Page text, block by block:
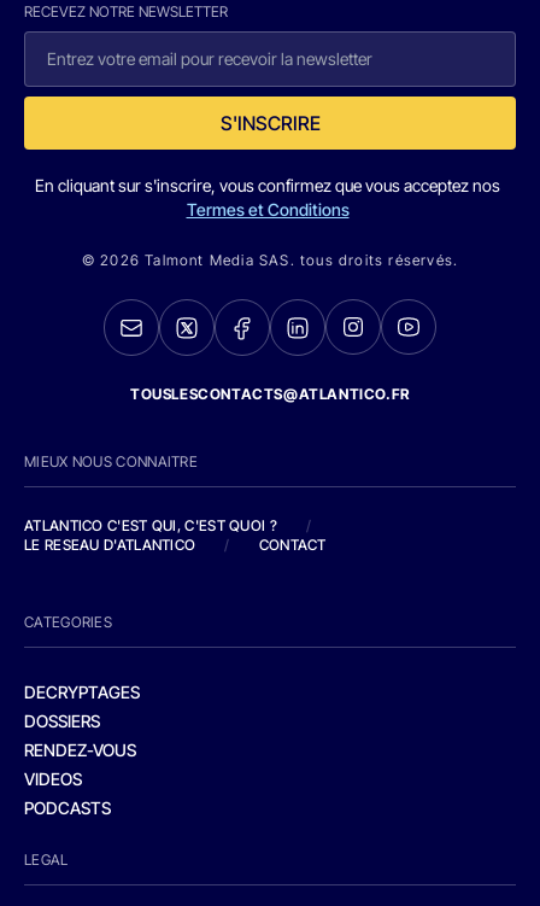
RECEVEZ NOTRE NEWSLETTER
S'INSCRIRE
En cliquant sur s'inscrire, vous confirmez que vous acceptez nos
Termes et Conditions
© 2026 Talmont Media SAS. tous droits réservés.
TOUSLESCONTACTS@ATLANTICO.FR
MIEUX NOUS CONNAITRE
ATLANTICO C'EST QUI, C'EST QUOI ?
/
LE RESEAU D'ATLANTICO
/ CONTACT
CATEGORIES
DECRYPTAGES
DOSSIERS
RENDEZ-VOUS
VIDEOS
PODCASTS
LEGAL